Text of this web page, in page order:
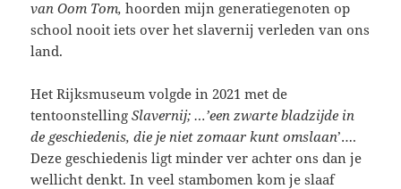
van Oom Tom, hoorden mijn generatiegenoten op
school nooit iets over het slavernij verleden van ons
land.
Het Rijksmuseum volgde in 2021 met de
tentoonstellingSlavernij; …’een zwarte bladzijde in
de geschiedenis, die je niet zomaar kunt omslaan’….
Deze geschiedenis ligt minder ver achter ons dan je
wellicht denkt. In veel stambomen kom je slaaf